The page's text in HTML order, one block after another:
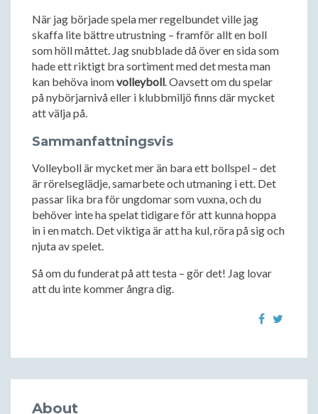
När jag började spela mer regelbundet ville jag
skaffa lite bättre utrustning – framför allt en boll
som höll måttet. Jag snubblade då över en sida som
hade ett riktigt bra sortiment med det mesta man
kan behöva inomvolleyboll. Oavsett om du spelar
på nybörjarnivå eller i klubbmiljö finns där mycket
att välja på.
Sammanfattningsvis
Volleyboll är mycket mer än bara ett bollspel – det
är rörelseglädje, samarbete och utmaning i ett. Det
passar lika bra för ungdomar som vuxna, och du
behöver inte ha spelat tidigare för att kunna hoppa
in i en match. Det viktiga är att ha kul, röra på sig och
njuta av spelet.
Så om du funderat på att testa – gör det! Jag lovar
att du inte kommer ångra dig.
About